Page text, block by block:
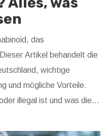
das
Artikel behandelt die
wichtige
und mögliche Vorteile.
illegal ist und was dies